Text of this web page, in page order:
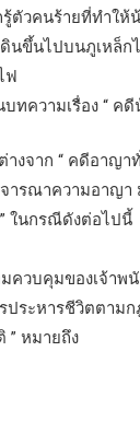
ตัวคนร้ายที่ทำใ
นขึ้นไปบนภูเหล็
ฟ
บทความเรื่อง “
งจาก “ คดีอาญาทั่
ารณาความอาญา
ในกรณีดังต่อไปนี้
ควบคุมของเจ้าพ
ประหารชีวิตตา
” หมายถึง